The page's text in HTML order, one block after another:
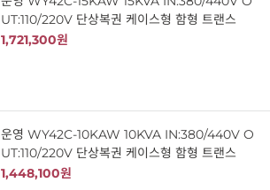
UT:110/220V 단상복권 케이스형 함형 트랜스
1,721,300원
운영 WY42C-10KAW 10KVA IN:380/440V O
UT:110/220V 단상복권 케이스형 함형 트랜스
1,448,100원